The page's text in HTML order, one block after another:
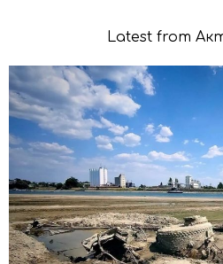
Latest from